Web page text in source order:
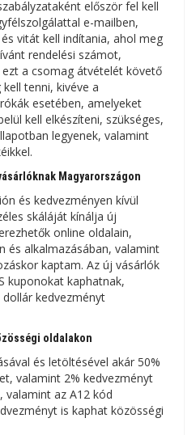
először fel kell
e-mailben,
vitát kell indítania, ahol meg
rendelési számot,
a csomag átvételét követő
tenni, kivéve a
esetében, amelyeket
kell elkészíteni, szükséges,
legyenek, valamint
Magyarországon
és kedvezményen kívül
skáláját kínálja új
online oldalain,
és alkalmazásában, valamint
kaptam. Az új vásárlók
kuponokat kaphatnak,
kedvezményt
oldalakon
és letöltésével akár 50%
valamint 2% kedvezményt
valamint az A12 kód
is kaphat közösségi